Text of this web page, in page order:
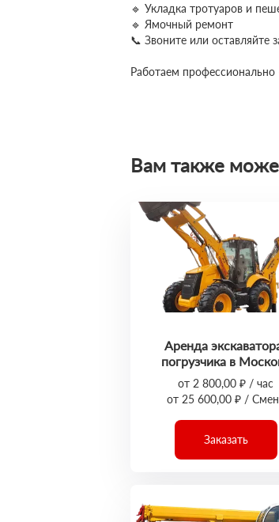
🔹 Укладка тротуаров и
🔹 Ямочный ремонт
📞 Звоните или оставляйте
Работаем профессионально
Вам также
Аренда
погрузчика в
от 2 800,00 ₽ / час
от 25 600,00 ₽ /
Заказать